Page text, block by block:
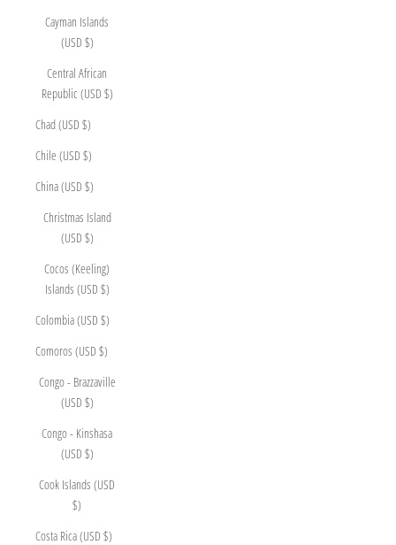
Cayman Islands
(USD $)
Central African
Republic (USD $)
Chad (USD $)
Chile (USD $)
China (USD $)
Christmas Island
(USD $)
Cocos (Keeling)
Islands (USD $)
Colombia (USD $)
Comoros (USD $)
Congo - Brazzaville
(USD $)
Congo - Kinshasa
(USD $)
Cook Islands (USD
$)
Costa Rica (USD $)